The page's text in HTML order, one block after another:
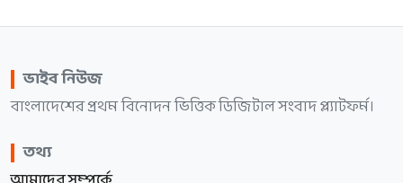
ভাইব নিউজ
বাংলাদেশের প্রথম বিনোদন ভিত্তিক ডিজিটাল সংবাদ প্ল্যাটফর্ম।
তথ্য